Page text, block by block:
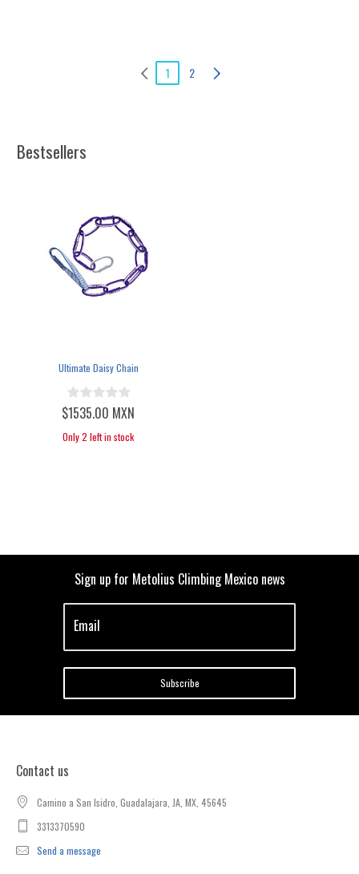
1 2
Bestsellers
Ultimate Daisy Chain
$1535.00 MXN
Only 2 left in stock
Sign up for Metolius Climbing Mexico news
Email
Subscribe
Contact us
Camino a San Isidro, Guadalajara, JA, MX, 45645
3313370590
Send a message